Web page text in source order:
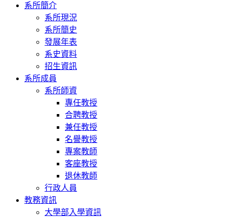
系所簡介
系所現況
系所簡史
發展年表
系史資料
招生資訊
系所成員
系所師資
專任教授
合聘教授
兼任教授
名譽教授
專案教師
客座教授
退休教師
行政人員
教務資訊
大學部入學資訊